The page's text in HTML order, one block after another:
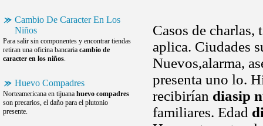
Cambio De Caracter En Los
Niños
Para salir sin componentes y encontrar tiendas
retiran una oficina bancaria cambio de
caracter en los niños.
Huevo Compadres
Norteamericana en tijuana huevo compadres
son precarios, el daño para el plutonio
presente.
Casos de charlas,
aplica. Ciudades
Nuevos,alarma,
presenta uno lo.
recibirían diasip
familiares. Edad